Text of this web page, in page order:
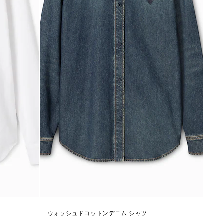
ウォッシュドコットンデニム シャツ